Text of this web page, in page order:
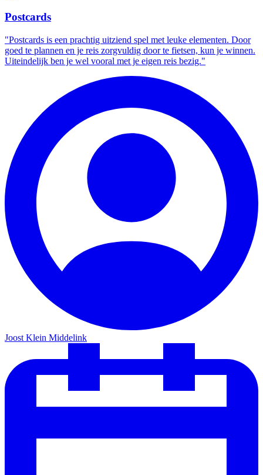
Postcards
"Postcards is een prachtig uitziend spel met leuke elementen. Door
goed te plannen en je reis zorgvuldig door te fietsen, kun je winnen.
Uiteindelijk ben je wel vooral met je eigen reis bezig."
Joost Klein Middelink